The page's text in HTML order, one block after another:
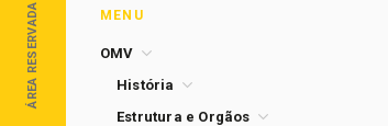
MENU
OMV
História
Estrutura e Orgãos
ÁREA RESERVADA